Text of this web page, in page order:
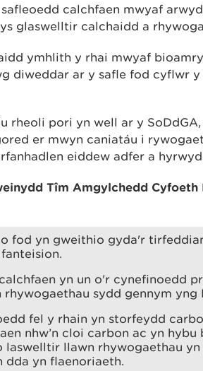
calchfaen mwyaf
glaswelltir calchaidd a
ymhlith y rhai mwyaf
diweddar ar y safle fod cyflwr
rheoli pori yn well ar y
er mwyn caniatáu i
eiddew adfer a
Tîm Amgylchedd
fod yn gweithio gyda'r
yn un o'r cynefinoedd
sydd gennym yng
fel y rhain yn storfeydd
nhw’n cloi carbon ac yn
llawn rhywogaethau
dda yn flaenoriaeth.